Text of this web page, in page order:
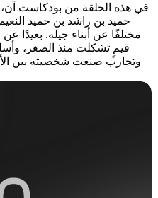
في هذه الحلقة من بودكاست
حميد بن راشد بن حميد
مختلفًا عن أبناء جيله. بعيدًا
قيمٍ تشكلت منذ الصغر،
وتجارب صنعت شخصيته بين